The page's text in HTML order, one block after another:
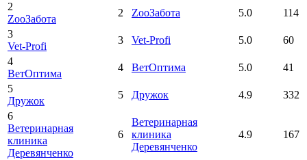
2
ZооЗабота
2 ZооЗабота 5.0
114
3
Vet-Profi
3 Vet-Profi 5.0
60
4
ВетОптима
4 ВетОптима 5.0
41
5
Дружок
5 Дружок 4.9
332
6
Ветеринарная
клиника
Деревянченко
6
Ветеринарная
клиника
Деревянченко
4.9 167